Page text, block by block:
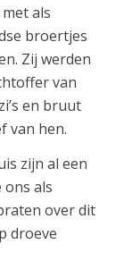
als
broertjes
Zij werden
van
en bruut
van hen.
zijn al een
ons als
over dit
droeve